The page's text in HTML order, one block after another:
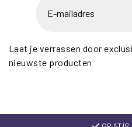
Laat je verrassen door
nieuwste producten